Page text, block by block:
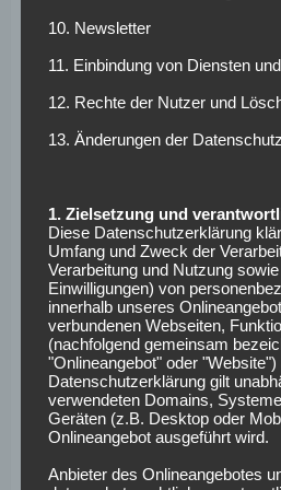
Auswärtsbegegnungen ist
zu halten. Gerade an diesem
gleichzuziehen.
schöpfen. Mit Matthias
Carlos Mane (Sehnenriss) fallen
Langzeitverletzte aus. Neben den
definitiv auch Holger Badstuber.
leidet an
nächste Woche wieder mit der
Angesichts des Debüts von
Veränderungen in der Startelf
Santiago Ascacibar in der
Neueinkauf Erik Thommy. Der
10. Newsletter
11. Einbindung von Diensten
12. Rechte der Nutzer und
13. Änderungen der
1. Zielsetzung und
Diese Datenschutzerklärung
Umfang und Zweck der
Verarbeitung und Nutzung
Einwilligungen) von
innerhalb unseres
verbundenen Webseiten,
(nachfolgend gemeinsam
"Onlineangebot" oder "Website")
Datenschutzerklärung gilt
verwendeten Domains,
Geräten (z.B. Desktop oder
Onlineangebot ausgeführt wird.
Anbieter des Onlineangebotes